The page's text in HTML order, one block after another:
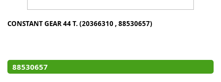
CONSTANT GEAR 44 T. (20366310 , 88530657)
88530657